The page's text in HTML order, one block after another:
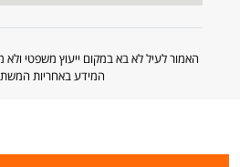
האמור לעיל לא בא במקום ייעוץ משפטי
המידע באחריות